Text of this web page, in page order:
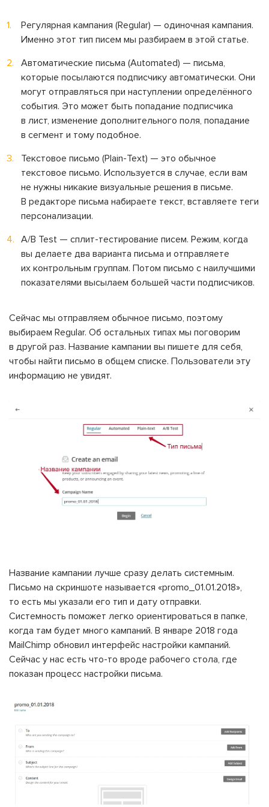
Регулярная кампания (Regular) — одиночная кампания.
Именно этот тип писем мы разбираем в этой статье.
Автоматические письма (Automated) — письма,
которые посылаются подписчику автоматически. Они
могут отправляться при наступлении определённого
события. Это может быть попадание подписчика
в лист, изменение дополнительного поля, попадание
в сегмент и тому подобное.
Текстовое письмо (Plain-Text) — это обычное
текстовое письмо. Используется в случае, если вам
не нужны никакие визуальные решения в письме.
В редакторе письма набираете текст, вставляете теги
персонализации.
A/B Test — сплит-тестирование писем. Режим, когда
вы делаете два варианта письма и отправляете
их контрольным группам. Потом письмо с наилучшими
показателями высылаем большей части подписчиков.
Сейчас мы отправляем обычное письмо, поэтому
выбираем Regular. Об остальных типах мы поговорим
в другой раз. Название кампании вы пишете для себя,
чтобы найти письмо в общем списке. Пользователи эту
информацию не увидят.
Название кампании лучше сразу делать системным.
Письмо на скриншоте называется «promo_01.01.2018»,
то есть мы указали его тип и дату отправки.
Системность поможет легко ориентироваться в папке,
когда там будет много кампаний. В январе 2018 года
MailChimp обновил интерфейс настройки кампаний.
Сейчас у нас есть что-то вроде рабочего стола, где
показан процесс настройки письма.